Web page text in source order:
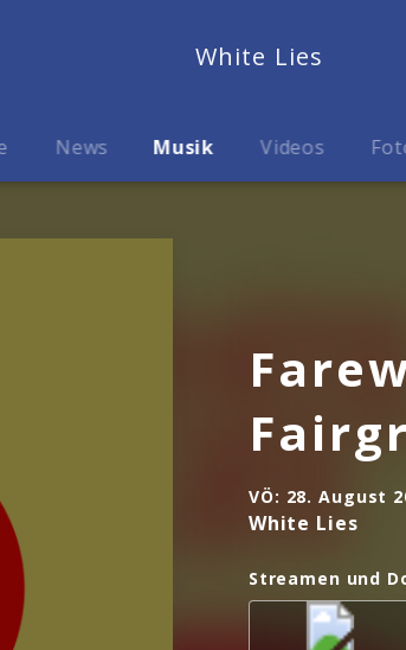
White Lies
News Musik Videos
VÖ: 28. August
White Lies
Streamen und